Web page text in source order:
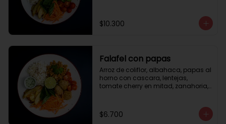
verde, limón.
$10.300
Falafel con papas
Arroz de coliflor, albahaca, papas al
horno con cascara, lentejas,
tomate cherry en mitad, zanahoria,
$6.700